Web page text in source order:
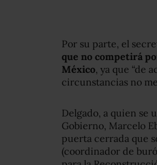
Por su parte, el
que no competirá
México, ya que “de
circunstancias no
Delgado, a quien se
Gobierno, Marcelo
puerta cerrada que
(coordinador de